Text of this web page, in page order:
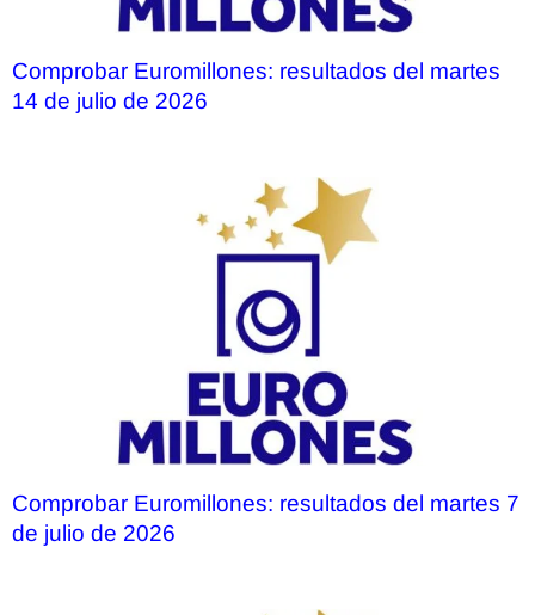
Comprobar Euromillones: resultados del martes
14 de julio de 2026
Comprobar Euromillones: resultados del martes 7
de julio de 2026